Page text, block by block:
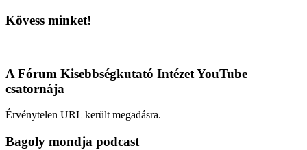
Kövess minket!
A Fórum Kisebbségkutató Intézet YouTube
csatornája
Érvénytelen URL került megadásra.
Bagoly mondja podcast